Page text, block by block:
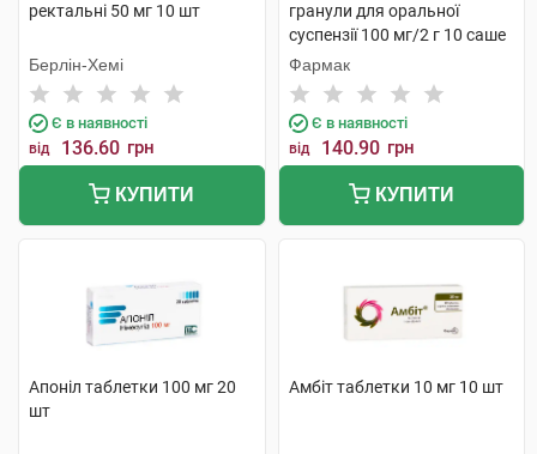
ректальні 50 мг 10 шт
Берлін-Хемі
Є в наявності
від 136.60 грн
КУПИТИ
гранули для оральної
суспензії 100 мг/2 г 10 саше
Фармак
Є в наявності
від 140.90 грн
КУПИТИ
Апоніл таблетки 100 мг 20
шт
Амбіт таблетки 10 мг 10 шт